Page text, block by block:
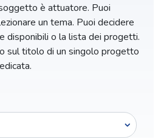
è attuatore. Puoi
un tema. Puoi decidere
disponibili o la lista dei progetti.
sul titolo di un singolo progetto